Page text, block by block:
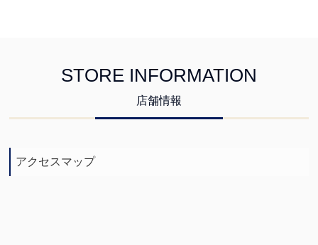
STORE INFORMATION
店舗情報
アクセスマップ